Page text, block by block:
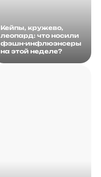
Кейпы, кружево,
леопард: что носили
фэшн-инфлюэнсеры
на этой неделе?